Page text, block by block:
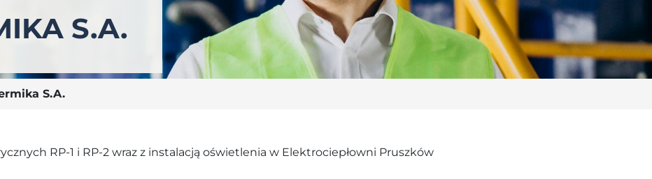
S.A.
S.A.
RP-1 i RP-2 wraz z instalacją oświetlenia w Elektrociepłowni Pruszków